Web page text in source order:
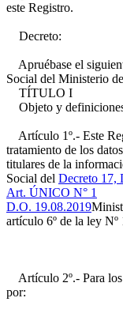
este Registro.
Decreto:
Apruébase el
Social del Ministerio
TÍTULO I
Objeto y
Artículo 1º.- Este
tratamiento de los
titulares de la
Social del Decreto
Art. ÚNICO N° 1
D.O. 19.08.2019
artículo 6º de la ley Nº
Artículo 2º.- Para los
por: